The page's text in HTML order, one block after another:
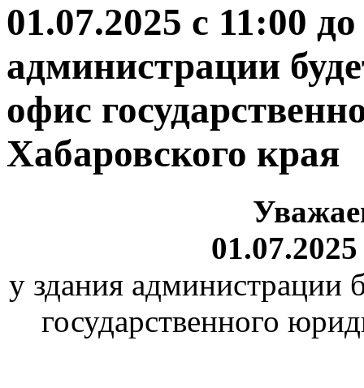
01.07.2025 с 11:00
администрации
офис
Хабаровского края
у здания администрации
государственного